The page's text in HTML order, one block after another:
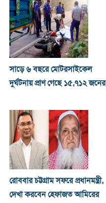
সাড়ে ৬ বছরে মোটরসাইকেল
দুর্ঘটনায় প্রাণ গেছে ১৫,৭১২ জনের
রোববার চট্টগ্রাম সফরে প্রধানমন্ত্রী,
দেখা করবেন হেফাজত আমিরের